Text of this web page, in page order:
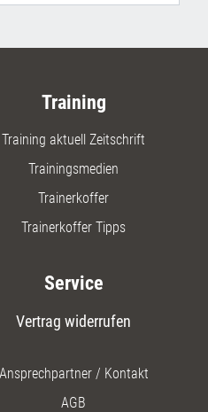
Training
Training aktuell Zeitschrift
Trainingsmedien
Trainerkoffer
Trainerkoffer Tipps
Service
Vertrag widerrufen
Ansprechpartner / Kontakt
AGB